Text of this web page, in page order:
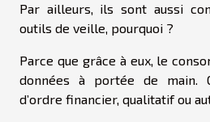
Par ailleurs, ils sont aussi
outils de veille, pourquoi ?
Parce que grâce à eux, le
données à portée de main.
d’ordre financier, qualitatif ou